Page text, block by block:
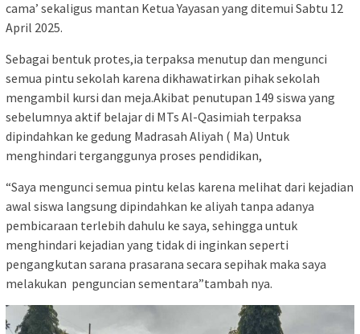
cama’ sekaligus mantan Ketua Yayasan yang ditemui Sabtu 12
April 2025.
Sebagai bentuk protes,ia terpaksa menutup dan mengunci
semua pintu sekolah karena dikhawatirkan pihak sekolah
mengambil kursi dan meja.Akibat penutupan 149 siswa yang
sebelumnya aktif belajar di MTs Al-Qasimiah terpaksa
dipindahkan ke gedung Madrasah Aliyah ( Ma) Untuk
menghindari terganggunya proses pendidikan,
“Saya mengunci semua pintu kelas karena melihat dari kejadian
awal siswa langsung dipindahkan ke aliyah tanpa adanya
pembicaraan terlebih dahulu ke saya, sehingga untuk
menghindari kejadian yang tidak di inginkan seperti
pengangkutan sarana prasarana secara sepihak maka saya
melakukan penguncian sementara”tambah nya.